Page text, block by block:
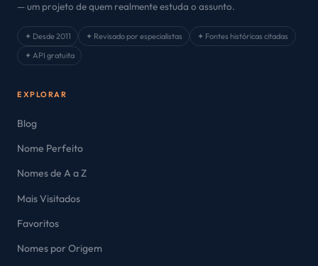
— um projeto de quem realmente estuda o assunto.
✦ Desde 2011 ✦ Revisado por especialistas
✦ Fontes históricas citadas
✦ API gratuita
EXPLORAR
Blog
Nome Perfeito
Nomes de A a Z
Mais Visitados
Favoritos
Nomes por Origem